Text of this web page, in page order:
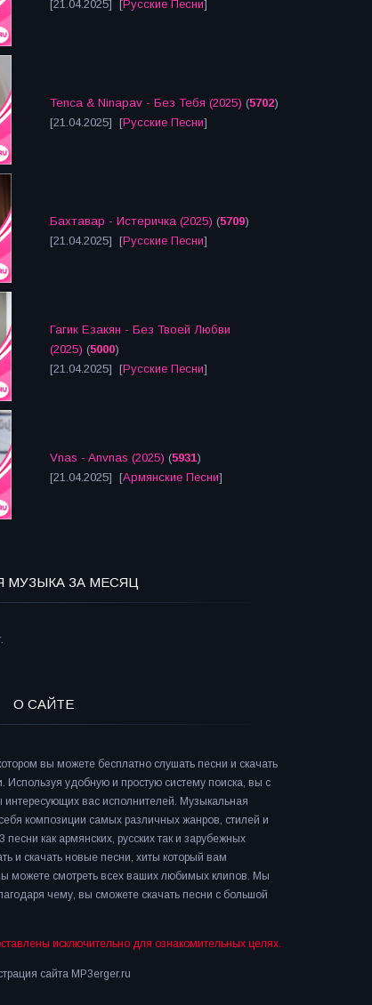
[21.04.2025] [Русские Песни]
Tenca & Ninapav - Без Тебя (2025) (5702)
[21.04.2025] [Русские Песни]
Бахтавар - Истеричка (2025) (5709)
[21.04.2025] [Русские Песни]
Гагик Езакян - Без Твоей Любви
(2025) (5000)
[21.04.2025] [Русские Песни]
Vnas - Anvnas (2025) (5931)
[21.04.2025] [Армянские Песни]
МУЗЫКА ЗА МЕСЯЦ
О САЙТЕ
вы можете бесплатно слушать песни и скачать
Используя удобную и простую систему поиска, вы с
интересующих вас исполнителей. Музыкальная
композиции самых различных жанров, стилей и
как армянских, русских так и зарубежных
и скачать новые песни, хиты который вам
можете смотреть всех ваших любимых клипов. Мы
чему, вы сможете скачать песни с большой
исключительно для ознакомительных целях.
сайта MP3erger.ru